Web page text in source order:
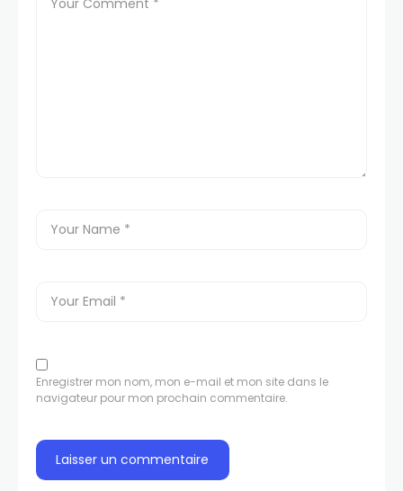
Enregistrer mon nom, mon e-mail et mon site dans le
navigateur pour mon prochain commentaire.